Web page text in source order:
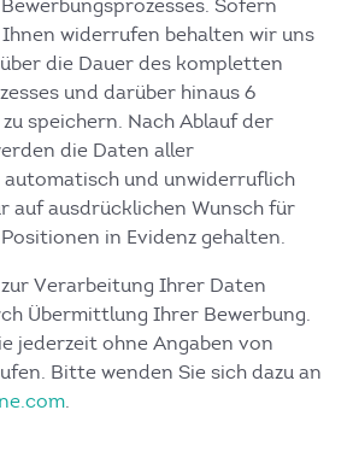
Sofern
widerrufen behalten wir uns
die Dauer des kompletten
und darüber hinaus 6
speichern. Nach Ablauf der
die Daten aller
automatisch und unwiderruflich
auf ausdrücklichen Wunsch für
in Evidenz gehalten.
Verarbeitung Ihrer Daten
Übermittlung Ihrer Bewerbung.
jederzeit ohne Angaben von
Bitte wenden Sie sich dazu an
.